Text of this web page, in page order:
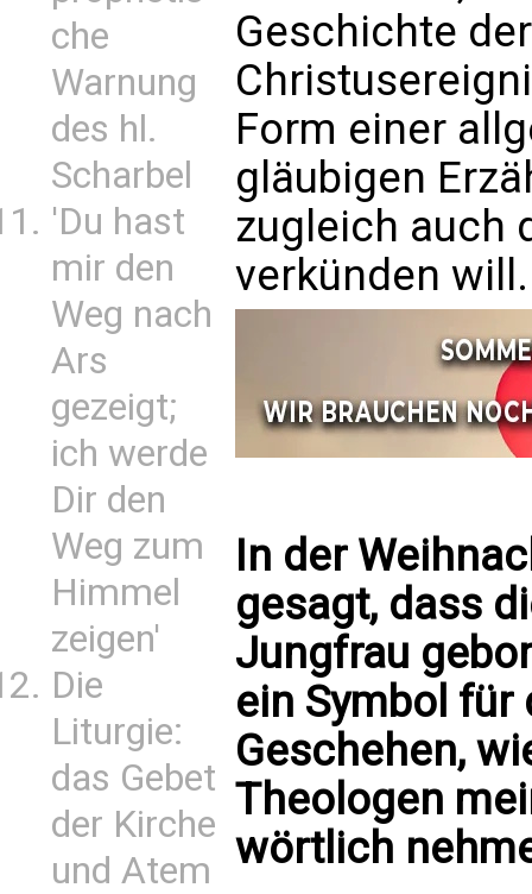
che
Warnung
des hl.
Scharbel
'Du hast
mir den
Weg nach
Ars
gezeigt;
ich werde
Dir den
Weg zum
Himmel
zeigen'
Die
Liturgie:
das Gebet
der Kirche
und Atem
Geschichte
Form einer
gläubigen
zugleich auch
verkünden will.
In der
gesagt, dass
Jungfrau
ein Symbol für
Geschehen,
Theologen
wörtlich